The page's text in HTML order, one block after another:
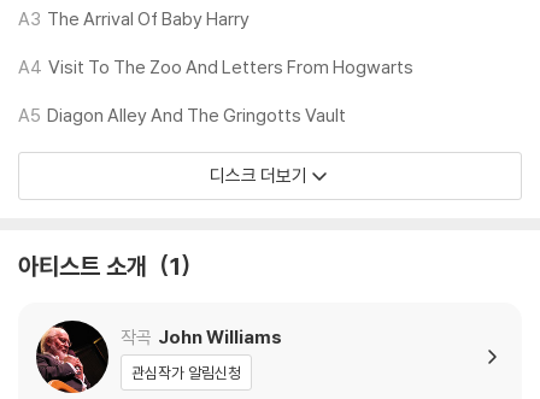
2) 디스크는 정전기와 먼지로 인해 재생이 원활하지 않은 경우가 있습니
다. 전용 제품으로 이를 제거하면 대부분 해결됩니다.
3) 바늘에 먼지가 쌓이는 경우에도 재생이 원활하지 않을 수 있습니다.
※ 디스크 외관 불량
1) 열을 가하여 제작하는 바이닐 공정 특성상 디스크 표면이 미세하게 울
렁거리거나 휘어지는 경우가 있습니다.
2) 재생 음역의 왜곡을 최소화 하고 반복 재생시에도 최대한 일관되게 유
블 스핀들에 맞지 않는 경우에는 전용 제품 등을 이용하여 센터 홀을 조정
하시면 해결됩니다.
3) 디스크에 미세한 잔 흠집이 남아있거나 인쇄 면이 깨끗하지 않은 경우
A3 The Arrival Of Baby Harry
A4 Visit To The Zoo And Letters From Hogwarts
A5 Diagon Alley And The Gringotts Vault
디스크 더보기
아티스트 소개 1
작곡 John Williams
관심작가 알림신청